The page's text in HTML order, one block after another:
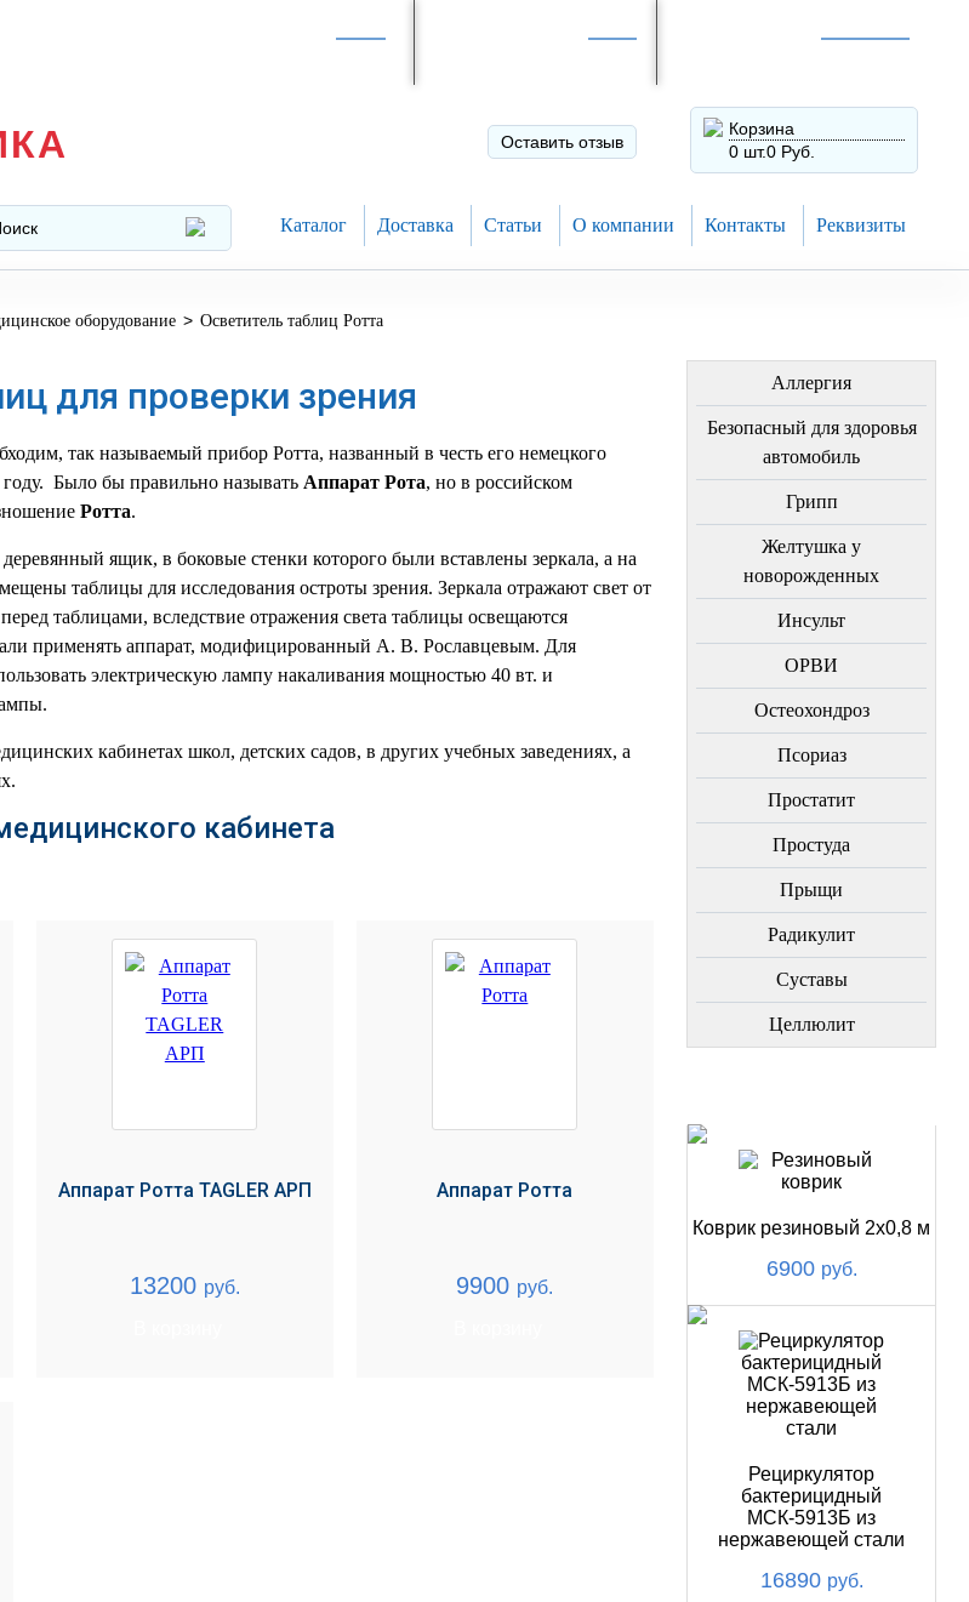
Корзина
0 шт.0 Руб.
Оставить отзыв
Каталог Доставка Статьи О компании Контакты Реквизиты
оборудование > Осветитель таблиц Ротта
для проверки зрения
так называемый прибор Ротта, названный в честь его немецкого
Было бы правильно называть Аппарат Рота, но в российском
Ротта.
ящик, в боковые стенки которого были вставлены зеркала, а на
таблицы для исследования остроты зрения. Зеркала отражают свет от
таблицами, вследствие отражения света таблицы освещаются
применять аппарат, модифицированный А. В. Рославцевым. Для
электрическую лампу накаливания мощностью 40 вт. и
кабинетах школ, детских садов, в других учебных заведениях, а
кабинета
Аппарат Ротта TAGLER АРП
13200 руб.
Аппарат Ротта
9900 руб.
Аллергия
Безопасный для здоровья
автомобиль
Грипп
Желтушка у
новорожденных
Инсульт
ОРВИ
Остеохондроз
Пcориаз
Простатит
Простуда
Прыщи
Радикулит
Суставы
Целлюлит
Коврик резиновый 2х0,8 м
6900 руб.
Рециркулятор
бактерицидный
МСК-5913Б из
нержавеющей стали
16890 руб.